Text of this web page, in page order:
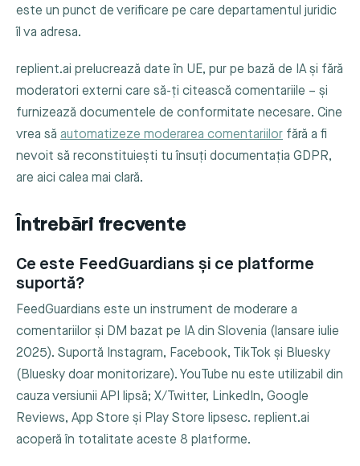
este un punct de verificare pe care departamentul juridic
îl va adresa.
replient.ai prelucrează date în UE, pur pe bază de IA și fără
moderatori externi care să-ți citească comentariile – și
furnizează documentele de conformitate necesare. Cine
vrea să automatizeze moderarea comentariilor fără a fi
nevoit să reconstituiești tu însuți documentația GDPR,
are aici calea mai clară.
Întrebări frecvente
Ce este FeedGuardians și ce platforme
suportă?
FeedGuardians este un instrument de moderare a
comentariilor și DM bazat pe IA din Slovenia (lansare iulie
2025). Suportă Instagram, Facebook, TikTok și Bluesky
(Bluesky doar monitorizare). YouTube nu este utilizabil din
cauza versiunii API lipsă; X/Twitter, LinkedIn, Google
Reviews, App Store și Play Store lipsesc. replient.ai
acoperă în totalitate aceste 8 platforme.